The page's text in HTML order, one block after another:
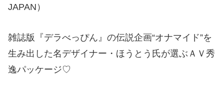
JAPAN）
雑誌版『デラべっぴん』の伝説企画“オナマイド”を
生み出した名デザイナー・ほうとう氏が選ぶＡＶ秀
逸パッケージ♡